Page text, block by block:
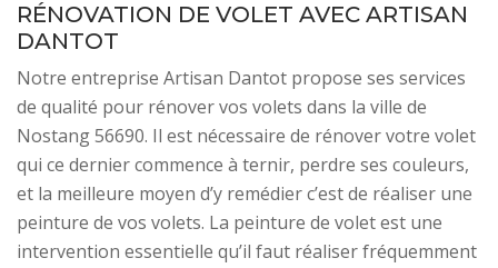
RÉNOVATION DE VOLET AVEC ARTISAN
DANTOT
Notre entreprise Artisan Dantot propose ses services
de qualité pour rénover vos volets dans la ville de
Nostang 56690. Il est nécessaire de rénover votre volet
qui ce dernier commence à ternir, perdre ses couleurs,
et la meilleure moyen d’y remédier c’est de réaliser une
peinture de vos volets. La peinture de volet est une
intervention essentielle qu’il faut réaliser fréquemment